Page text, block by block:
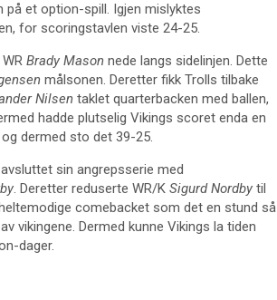
et option-spill. Igjen mislyktes
for scoringstavlen viste 24-25.
Brady Mason nede langs sidelinjen. Dette
målsonen. Deretter fikk Trolls tilbake
Nilsen taklet quarterbacken med ballen,
hadde plutselig Vikings scoret enda en
dermed sto det 39-25.
sin angrepsserie med
. Deretter reduserte WR/K Sigurd Nordby til
comebacket som det en stund så
vikingene. Dermed kunne Vikings la tiden
dager.